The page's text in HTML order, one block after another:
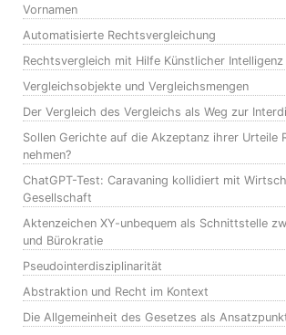
Vornamen
Automatisierte Rechtsvergleichung
Rechtsvergleich mit Hilfe Künstlicher Intelligenz
Vergleichsobjekte und Vergleichsmengen
Der Vergleich des Vergleichs als Weg zur
Sollen Gerichte auf die Akzeptanz ihrer Urteile
nehmen?
ChatGPT-Test: Caravaning kollidiert mit
Gesellschaft
Aktenzeichen XY-unbequem als Schnittstelle
und Bürokratie
Pseudointerdisziplinarität
Abstraktion und Recht im Kontext
Die Allgemeinheit des Gesetzes als